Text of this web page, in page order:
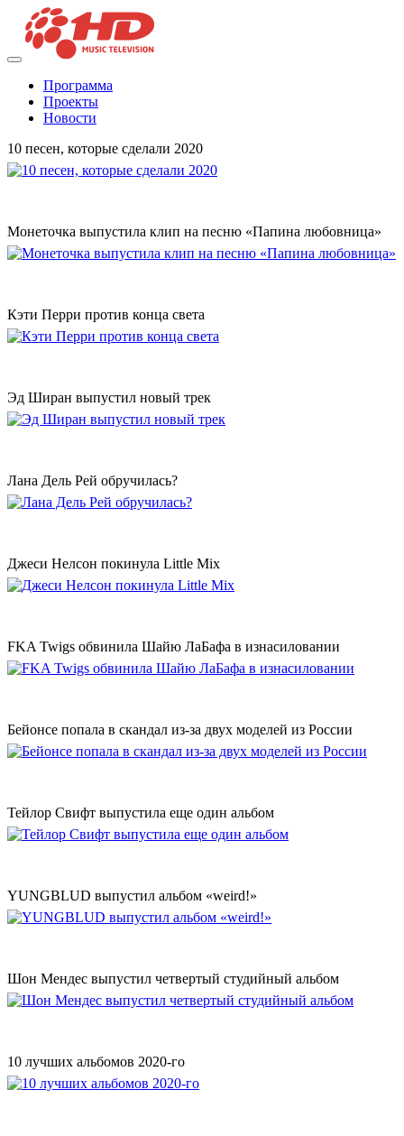
Программа
Проекты
Новости
10 песен, которые сделали 2020
Монеточка выпустила клип на песню «Папина любовница»
Кэти Перри против конца света
Эд Ширан выпустил новый трек
Лана Дель Рей обручилась?
Джеси Нелсон покинула Little Mix
FKA Twigs обвинила Шайю ЛаБафа в изнасиловании
Бейонсе попала в скандал из-за двух моделей из России
Тейлор Свифт выпустила еще один альбом
YUNGBLUD выпустил альбом «weird!»
Шон Мендес выпустил четвертый студийный альбом
10 лучших альбомов 2020-го